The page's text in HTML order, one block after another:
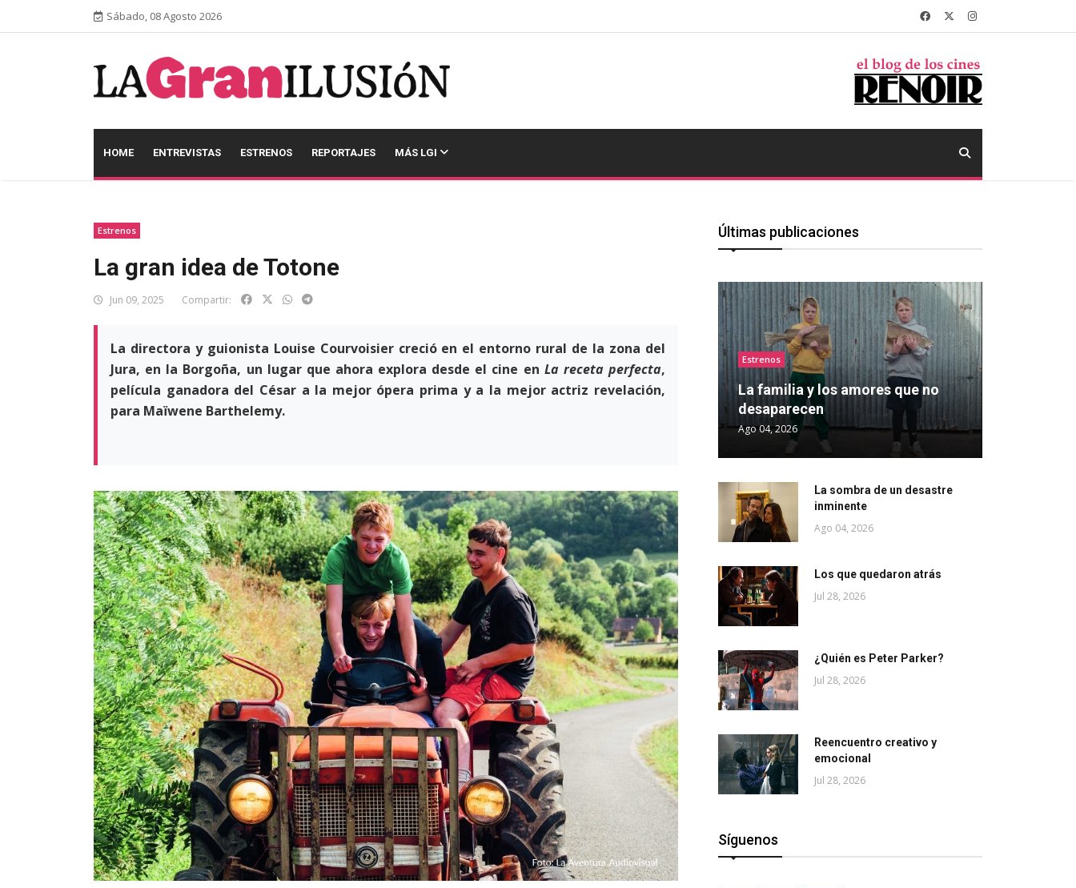
Sábado, 08 Agosto 2026
HOME ENTREVISTAS ESTRENOS REPORTAJES MÁS LGI
Estrenos
La gran idea de Totone
Jun 09, 2025 Compartir:
La directora y guionista Louise Courvoisier creció en el entorno rural de la zona del
Jura, en la Borgoña, un lugar que ahora explora desde el cine en La receta perfecta,
película ganadora del César a la mejor ópera prima y a la mejor actriz revelación,
para Maïwene Barthelemy.
Últimas publicaciones
Estrenos
La familia y los amores que no
desaparecen
Ago 04, 2026
La sombra de un desastre
inminente
Ago 04, 2026
Los que quedaron atrás
Jul 28, 2026
¿Quién es Peter Parker?
Jul 28, 2026
Reencuentro creativo y
emocional
Jul 28, 2026
Síguenos